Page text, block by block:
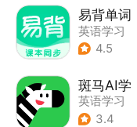
易背单词
英语学习
4.5
斑马AI学
英语学习
3.4